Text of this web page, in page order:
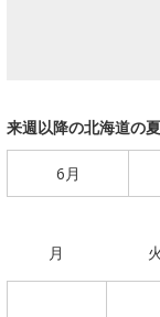
来週以降の北海道の
6月
月 火